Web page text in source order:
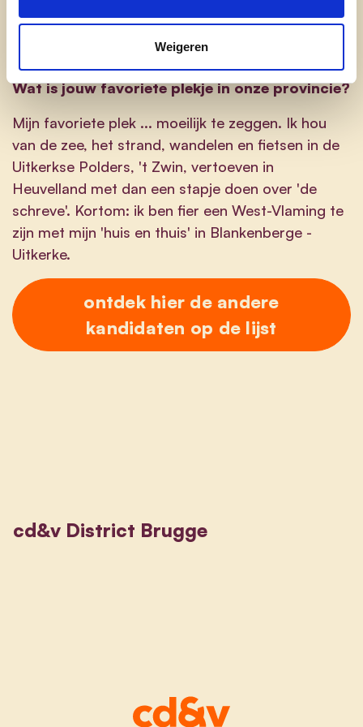
Weigeren
vertrekkende vanuit specifieke en streekgebonden
Wat is jouw favoriete plekje in onze provincie?
Mijn favoriete plek ... moeilijk te zeggen. Ik hou
van de zee, het strand, wandelen en fietsen in de
Uitkerkse Polders, 't Zwin, vertoeven in
Heuvelland met dan een stapje doen over 'de
schreve'. Kortom: ik ben fier een West-Vlaming te
zijn met mijn 'huis en thuis' in Blankenberge -
Uitkerke.
ontdek hier de andere
kandidaten op de lijst
cd&v District Brugge